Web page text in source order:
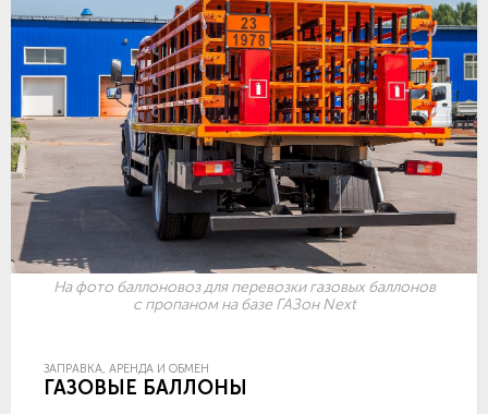
На фото баллоновоз для перевозки газовых баллонов
с пропаном на базе ГАЗон Next
ЗАПРАВКА, АРЕНДА И ОБМЕН
ГАЗОВЫЕ БАЛЛОНЫ